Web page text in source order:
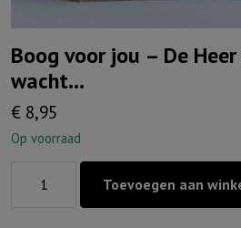
Boog voor jou – De
wacht…
€ 8,95
Op voorraad
Toevoegen aan